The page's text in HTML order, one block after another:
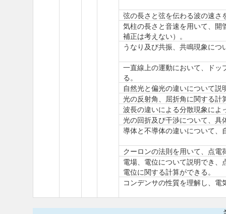
弦の長さと弦を伝わる波の速さ
気柱の長さと音速を用いて、開
補正は考えない）。
うなり及び共振、共鳴現象に
一直線上の運動において、ドッ
る。
自然光と偏光の違いについて説
光の反射角、屈折角に関する計
波長の違いによる分散現象によ
光の回折及び干渉について、具
導体と不導体の違いについて、
クーロンの法則を用いて、点
電場、電位について説明でき
電位に関する計算ができる。
コンデンサの性質を理解し、